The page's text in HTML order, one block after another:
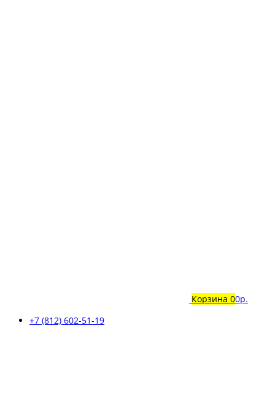
Корзина 00р.
+7 (812) 602-51-19